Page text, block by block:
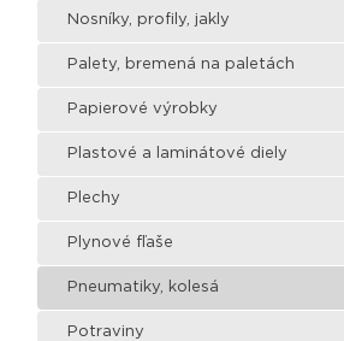
Nosníky, profily, jakly
Palety, bremená na paletách
Papierové výrobky
Plastové a laminátové diely
Plechy
Plynové fľaše
Pneumatiky, kolesá
Potraviny